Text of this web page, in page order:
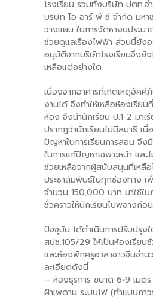
โรงเรียน รวมทั้งบริษัท ปตท.จ
บริษัท ไอ อาร์ พี ซี จำกัด มหา
วางแผน ในการจัดหางบประม
ช่วยดูแลเรื่องไฟฟ้า ส่วนนี้ยัง
อนุมัติจากบริษัทโรงเรียนจึงยั
เหลือแต่อย่างใด
เนื่องจากอาคารที่เกิดเหตุอัคคีภั
งานได้ จึงทำให้เหลือห้องเรียน
ห้อง จึงนำนักเรียน ป.1-2 มาเรี
ปรากฏว่านักเรียนไม่มีสมาธิ เ
ปัญหาในการเรียนการสอน จึง
ในการแก้ปัญหาเฉพาะหน้า และ
ช่วยเหลือจากผู้สนับสนุนที่เหลื
ประชาสัมพันธ์ในทุกช่องทาง
จำนวน 150,000 บาท มาใช้ใน
ชั่วคราวให้นักเรียนไปพลางก่อน
ปัจจุบัน ได้ดำเนินการปรับปรุงใ
สปช.105/29 ให้เป็นห้องเรียน
และห้องพักครูอาสาชาวจีนจำ
ละเอียดดังนี้
– ห้องธุรการ ขนาด 6×9 เมต
ฝ้าเพดาน ระบบไฟ (ทำแบบถา